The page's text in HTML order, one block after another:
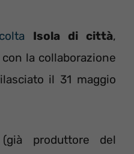
Isola di città,
con la collaborazione
il 31 maggio
produttore del